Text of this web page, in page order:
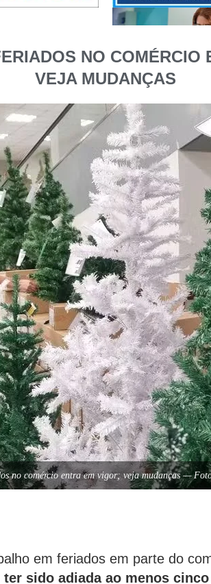
NO
VEJA MUDANÇAS
no comércio entra em vigor; veja mudanças —
em feriados em parte do
ter sido adiada ao menos